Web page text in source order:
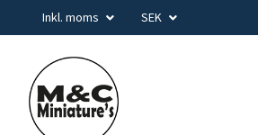
Inkl. moms SEK